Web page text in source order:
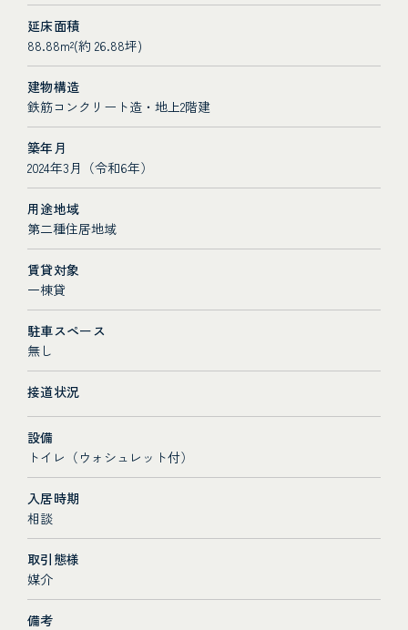
延床面積
88.88m²(約 26.88坪)
建物構造
鉄筋コンクリート造・地上2階建
築年月
2024年3月（令和6年）
用途地域
第二種住居地域
賃貸対象
一棟貸
駐車スペース
無し
接道状況
設備
トイレ（ウォシュレット付）
入居時期
相談
取引態様
媒介
備考